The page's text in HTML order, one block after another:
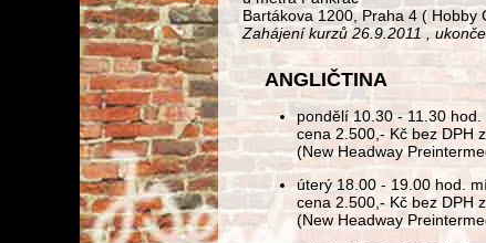
Bartákova 1200, Praha 4 ( Hobby
Zahájení kurzů 26.9.2011 ,
ANGLIČTINA
pondělí 10.30 - 11.30
cena 2.500,- Kč bez DPH
(New Headway
úterý 18.00 - 19.00 hod.
cena 2.500,- Kč bez DPH
(New Headway